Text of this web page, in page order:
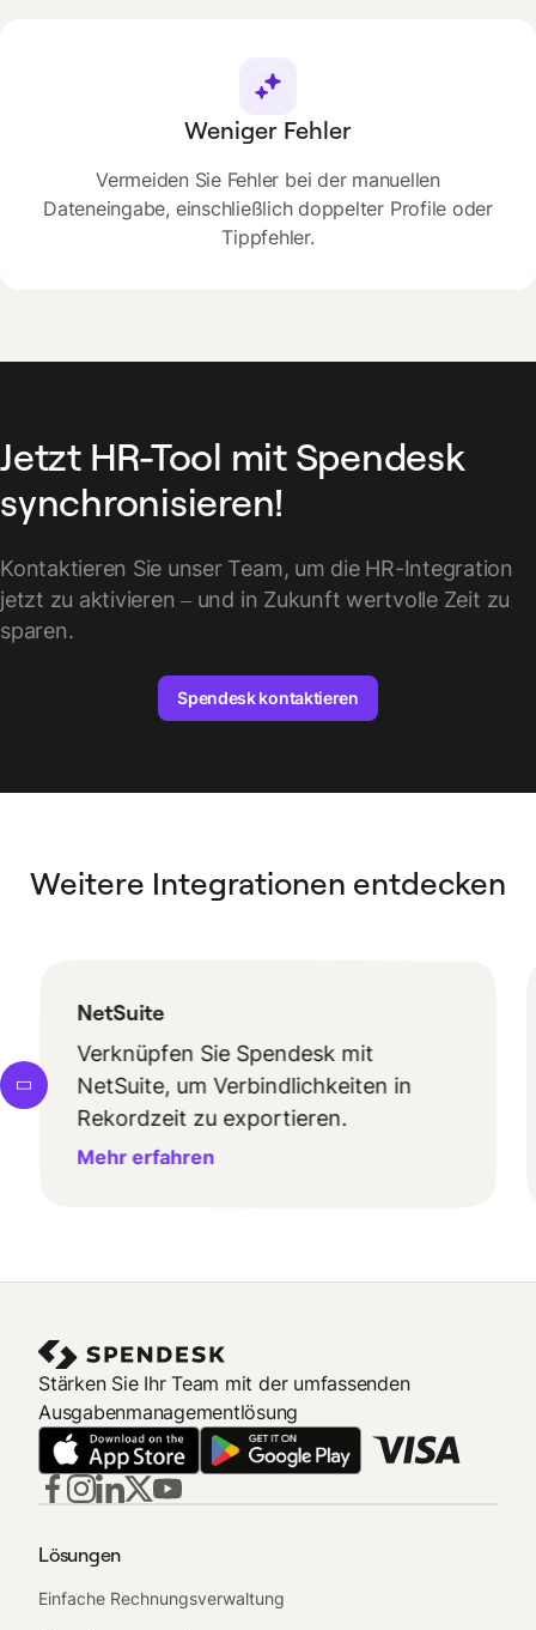
Weniger Fehler
Vermeiden Sie Fehler bei der manuellen
Dateneingabe, einschließlich doppelter Profile oder
Tippfehler.
Jetzt HR-Tool mit Spendesk
synchronisieren!
Kontaktieren Sie unser Team, um die HR-Integration
jetzt zu aktivieren – und in Zukunft wertvolle Zeit zu
sparen.
Spendesk kontaktieren
Weitere Integrationen entdecken
NetSuite
Verknüpfen Sie Spendesk mit
NetSuite, um Verbindlichkeiten in
Rekordzeit zu exportieren.
Mehr erfahren
Stärken Sie Ihr Team mit der umfassenden
Ausgabenmanagementlösung
Lösungen
Einfache Rechnungsverwaltung